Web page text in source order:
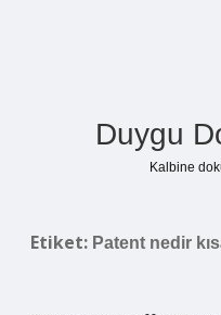
Duygu
Kalbine
Etiket: Patent nedir